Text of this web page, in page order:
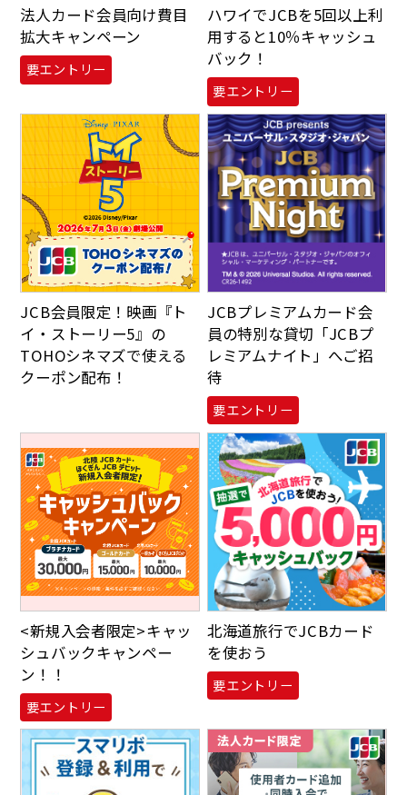
法人カード会員向け費目
拡大キャンペーン
要エントリー
ハワイでJCBを5回以上利
用すると10％キャッシュ
バック！
要エントリー
JCB会員限定！映画『ト
イ・ストーリー5』の
TOHOシネマズで使える
クーポン配布！
JCBプレミアムカード会
員の特別な貸切「JCBプ
レミアムナイト」へご招
待
要エントリー
<新規入会者限定>キャッ
シュバックキャンペー
ン！！
要エントリー
北海道旅行でJCBカード
を使おう
要エントリー